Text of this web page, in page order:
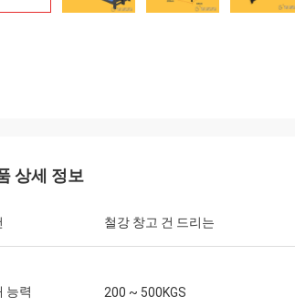
상세 정보
철강 창고 건 드리는
능력 200 ~ 500KGS